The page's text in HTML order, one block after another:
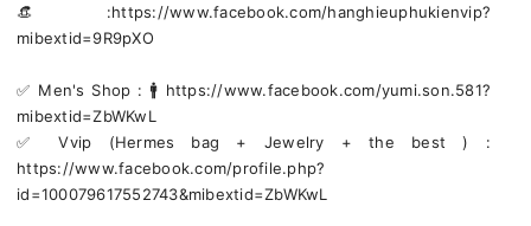
👒:https://www.facebook.com/hanghieuphukienvip?
mibextid=9R9pXO
✅️ Men's Shop : 🚹 https://www.facebook.com/yumi.son.581?
mibextid=ZbWKwL
✅️ Vvip (Hermes bag + Jewelry + the best ) :
https://www.facebook.com/profile.php?
id=100079617552743&mibextid=ZbWKwL